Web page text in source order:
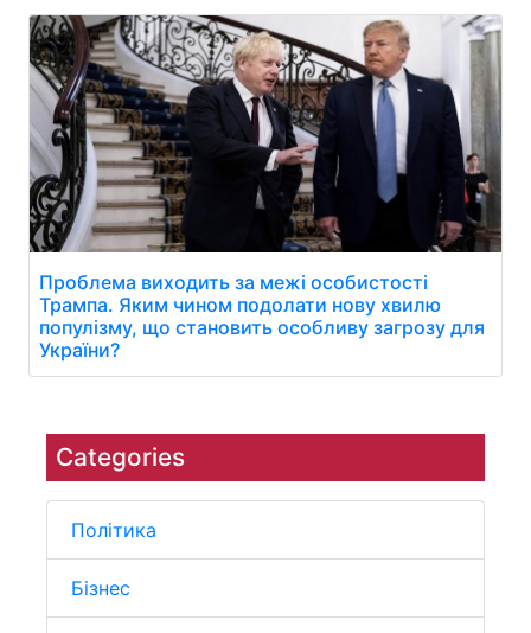
Categories
Політика
Бізнес
Проблема виходить за межі особистості
Трампа. Яким чином подолати нову хвилю
популізму, що становить особливу загрозу для
України?